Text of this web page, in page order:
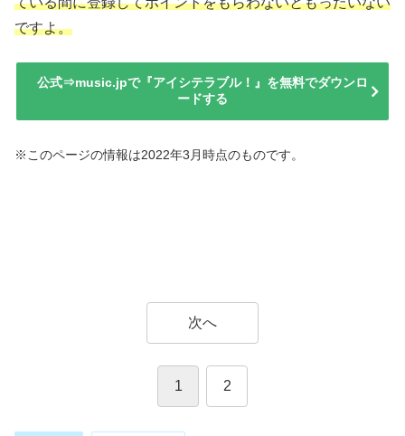
ですよ。
公式⇒music.jpで『アイシテラブル！』を無料でダウンロ
ードする
※このページの情報は2022年3月時点のものです。
次へ
1 2